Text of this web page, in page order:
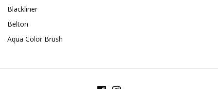
Blackliner
Belton
Aqua Color Brush